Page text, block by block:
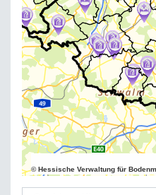
© Hessische Verwaltung für